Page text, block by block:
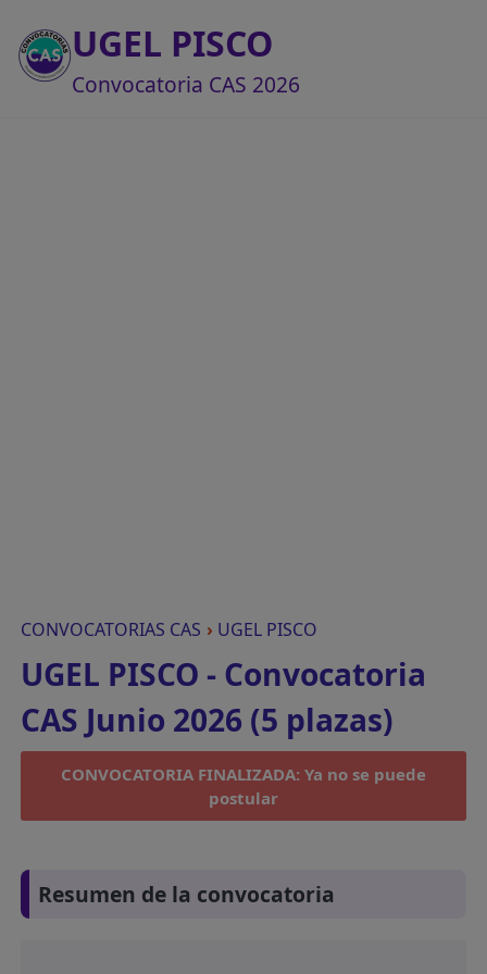
UGEL PISCO
Convocatoria CAS 2026
CONVOCATORIAS CAS › UGEL PISCO
UGEL PISCO - Convocatoria
CAS Junio 2026 (5 plazas)
CONVOCATORIA FINALIZADA: Ya no se puede
postular
Resumen de la convocatoria